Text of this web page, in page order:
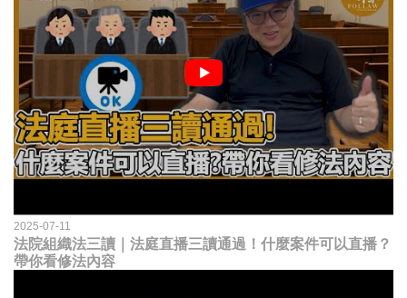
2025-07-11
法院組織法三讀｜法庭直播三讀通過！什麼案件可以直播？
帶你看修法內容